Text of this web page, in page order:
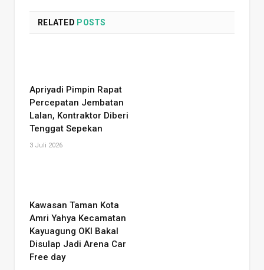
RELATED POSTS
Apriyadi Pimpin Rapat
Percepatan Jembatan
Lalan, Kontraktor Diberi
Tenggat Sepekan
3 Juli 2026
Kawasan Taman Kota
Amri Yahya Kecamatan
Kayuagung OKI Bakal
Disulap Jadi Arena Car
Free day